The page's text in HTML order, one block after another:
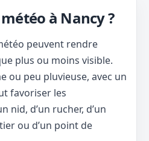
à Nancy ?
peuvent rendre
plus ou moins visible.
ou peu pluvieuse, avec un
favoriser les
nid, d’un rucher, d’un
ou d’un point de